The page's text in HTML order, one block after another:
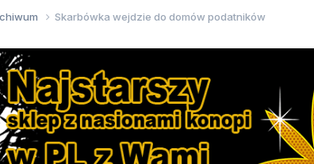
Skarbówka wejdzie do domów podatników